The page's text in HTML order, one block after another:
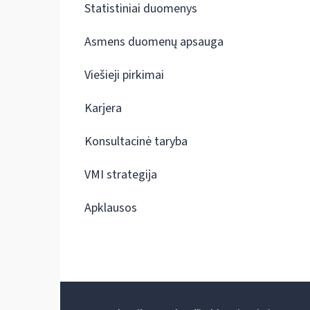
Statistiniai duomenys
Asmens duomenų apsauga
Viešieji pirkimai
Karjera
Konsultacinė taryba
VMI strategija
Apklausos